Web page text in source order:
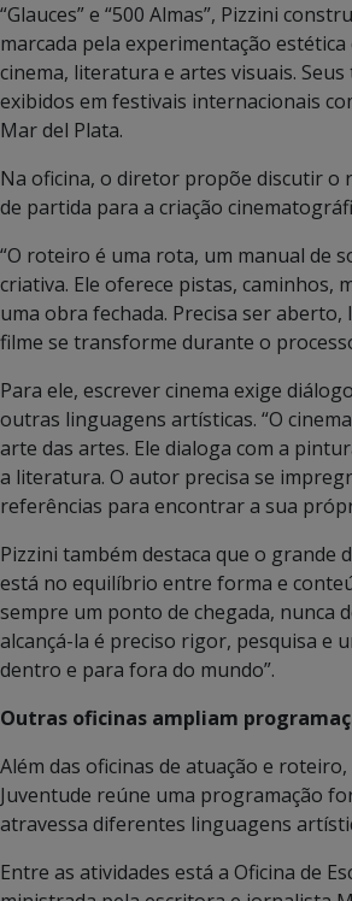
“Glauces” e “500 Almas”, Pizzini
marcada pela experimentação
cinema, literatura e artes visuais.
exibidos em festivais internacionais
Mar del Plata.
Na oficina, o diretor propõe discutir o
de partida para a criação
“O roteiro é uma rota, um manual de
criativa. Ele oferece pistas, caminhos,
uma obra fechada. Precisa ser aberto,
filme se transforme durante o
Para ele, escrever cinema exige
outras linguagens artísticas. “O
arte das artes. Ele dialoga com a
a literatura. O autor precisa se
referências para encontrar a sua
Pizzini também destaca que o grande
está no equilíbrio entre forma e
sempre um ponto de chegada, nunca
alcançá-la é preciso rigor, pesquisa e
dentro e para fora do mundo”.
Outras oficinas ampliam
Além das oficinas de atuação e roteiro,
Juventude reúne uma programação
atravessa diferentes linguagens
Entre as atividades está a Oficina de